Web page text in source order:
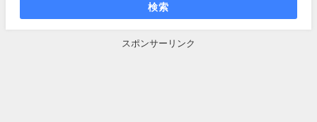
検索
スポンサーリンク